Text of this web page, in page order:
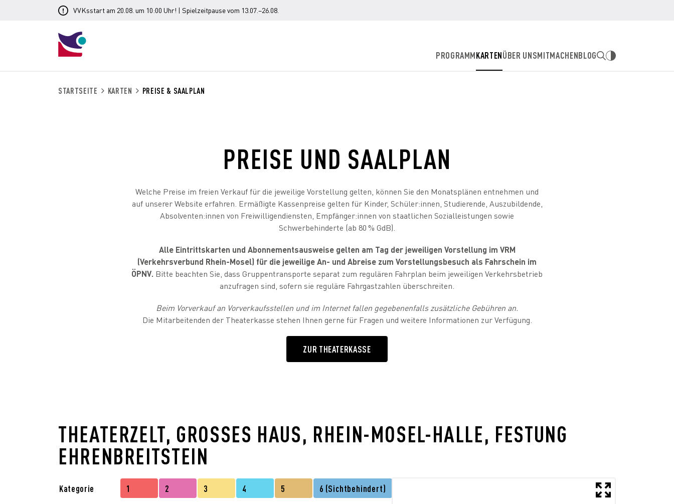
VVKsstart am 20.08. um 10:00 Uhr! | Spielzeitpause vom 13.07.–26.08.
PROGRAMMKARTENÜBER UNSMITMACHENBLOG
STARTSEITE KARTEN PREISE & SAALPLAN
PREISE UND SAALPLAN
Welche Preise im freien Verkauf für die jeweilige Vorstellung gelten, können Sie den Monatsplänen entnehmen und
auf unserer Website erfahren. Ermäßigte Kassenpreise gelten für Kinder, Schüler:innen, Studierende, Auszubildende,
Absolventen:innen von Freiwilligendiensten, Empfänger:innen von staatlichen Sozialleistungen sowie
Schwerbehinderte (ab 80 % GdB).
Alle Eintrittskarten und Abonnementsausweise gelten am Tag der jeweiligen Vorstellung im VRM
(Verkehrsverbund Rhein-Mosel) für die jeweilige An- und Abreise zum Vorstellungsbesuch als Fahrschein im
ÖPNV. Bitte beachten Sie, dass Gruppentransporte separat zum regulären Fahrplan beim jeweiligen Verkehrsbetrieb
anzufragen sind, sofern sie reguläre Fahrgastzahlen überschreiten.
Beim Vorverkauf an Vorverkaufsstellen und im Internet fallen gegebenenfalls zusätzliche Gebühren an.
Die Mitarbeitenden der Theaterkasse stehen Ihnen gerne für Fragen und weitere Informationen zur Verfügung.
ZUR THEATERKASSE
THEATERZELT, GROSSES HAUS, RHEIN-MOSEL-HALLE, FESTUNG E
HRENBREITSTEIN
Kategorie 1 2 3 4 5 6 (Sichtbehindert)